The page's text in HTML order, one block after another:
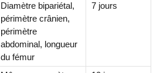
Diamètre bipariétal,
périmètre crânien,
périmètre
abdominal, longueur
du fémur
7 jours